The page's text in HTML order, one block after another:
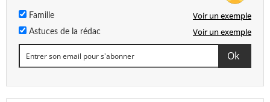
Famille Voir un exemple
Astuces de la rédac Voir un exemple